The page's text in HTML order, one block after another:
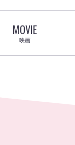
MOVIE
映画